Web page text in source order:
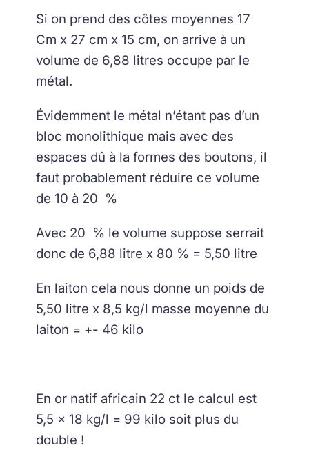
Si on prend des côtes moyennes 17
Cm x 27 cm x 15 cm, on arrive à un
volume de 6,88 litres occupe par le
métal.
Évidemment le métal n’étant pas d’un
bloc monolithique mais avec des
espaces dû à la formes des boutons, il
faut probablement réduire ce volume
de 10 à 20 %
Avec 20 % le volume suppose serrait
donc de 6,88 litre x 80 % = 5,50 litre
En laiton cela nous donne un poids de
5,50 litre x 8,5 kg/l masse moyenne du
laiton = +- 46 kilo
En or natif africain 22 ct le calcul est
5,5 x 18 kg/l = 99 kilo soit plus du
double !